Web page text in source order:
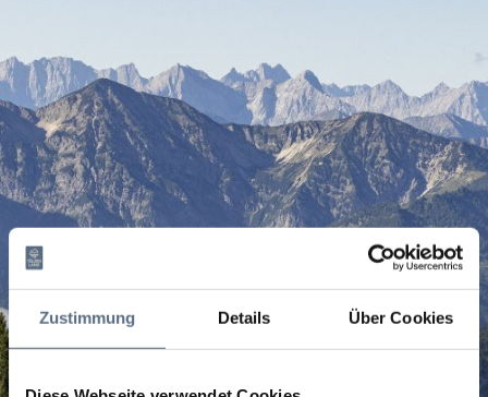
Zustimmung Details Über Cookies